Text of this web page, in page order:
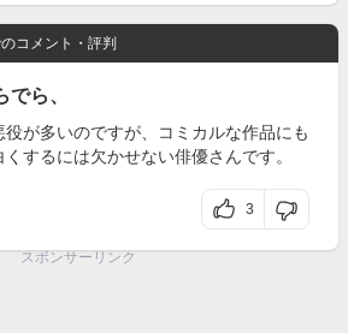
コメント・評判
ら、
が多いのですが、コミカルな作品にも
するには欠かせない俳優さんです。
3
スポンサーリンク